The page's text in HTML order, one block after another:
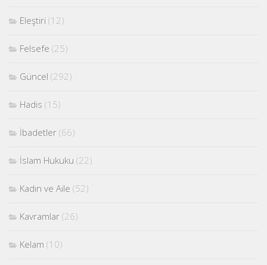
Eleştiri (12)
Felsefe (25)
Güncel (292)
Hadis (15)
İbadetler (66)
İslam Hukuku (22)
Kadın ve Aile (52)
Kavramlar (26)
Kelam (10)